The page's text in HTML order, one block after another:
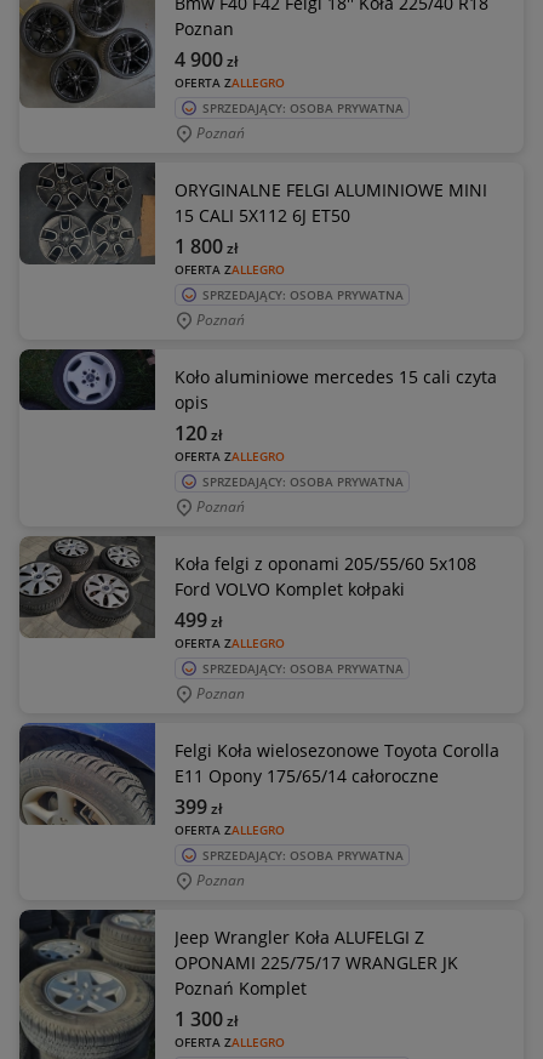
Poznan
OFERTA ZALLEGRO
4 900zł
SPRZEDAJĄCY: OSOBA PRYWATNA
Poznań
ORYGINALNE FELGI ALUMINIOWE MINI
15 CALI 5X112 6J ET50
OFERTA ZALLEGRO
1 800zł
SPRZEDAJĄCY: OSOBA PRYWATNA
Poznań
Koło aluminiowe mercedes 15 cali czyta
opis
OFERTA ZALLEGRO
120zł
SPRZEDAJĄCY: OSOBA PRYWATNA
Poznań
Koła felgi z oponami 205/55/60 5x108
Ford VOLVO Komplet kołpaki
OFERTA ZALLEGRO
499zł
SPRZEDAJĄCY: OSOBA PRYWATNA
Poznan
Felgi Koła wielosezonowe Toyota Corolla
E11 Opony 175/65/14 całoroczne
OFERTA ZALLEGRO
399zł
SPRZEDAJĄCY: OSOBA PRYWATNA
Poznan
Jeep Wrangler Koła ALUFELGI Z
OPONAMI 225/75/17 WRANGLER JK
Poznań Komplet
OFERTA ZALLEGRO
1 300zł